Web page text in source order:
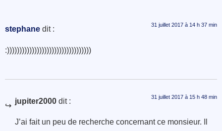
stephane dit : 31 juillet 2017 à 14 h 37 min
:))))))))))))))))))))))))))))))))))
jupiter2000 dit : 31 juillet 2017 à 15 h 48 min
J’ai fait un peu de recherche concernant ce monsieur. Il